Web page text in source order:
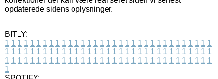
opdaterede sidens oplysninger.
BITLY:
1 1 1 1 1 1 1 1 1 1 1 1 1 1 1 1 1 1 1 1 1 1 1 1 1 1 1 1 1 1 1 1 1
1 1 1 1 1 1 1 1 1 1 1 1 1 1 1 1 1 1 1 1 1 1 1 1 1 1 1 1 1 1 1 1 1
1 1 1 1 1 1 1 1 1 1 1 1 1 1 1 1 1 1 1 1 1 1 1 1 1 1 1 1 1 1 1 1 1
1